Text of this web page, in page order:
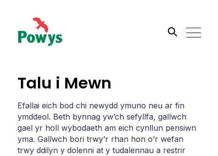
Search the site
Talu i Mewn
Efallai eich bod chi newydd ymuno neu ar fin
ymddeol. Beth bynnag yw’ch sefyllfa, gallwch
gael yr holl wybodaeth am eich cynllun pensiwn
yma. Gallwch bori trwy’r rhan hon o’r wefan
trwy ddilyn y dolenni at y tudalennau a restrir